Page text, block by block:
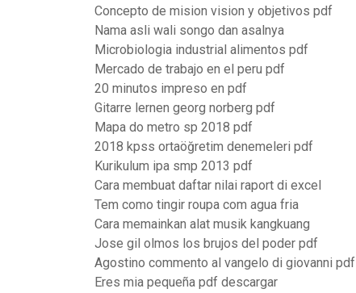
Concepto de mision vision y objetivos pdf
Nama asli wali songo dan asalnya
Microbiologia industrial alimentos pdf
Mercado de trabajo en el peru pdf
20 minutos impreso en pdf
Gitarre lernen georg norberg pdf
Mapa do metro sp 2018 pdf
2018 kpss ortaöğretim denemeleri pdf
Kurikulum ipa smp 2013 pdf
Cara membuat daftar nilai raport di excel
Tem como tingir roupa com agua fria
Cara memainkan alat musik kangkuang
Jose gil olmos los brujos del poder pdf
Agostino commento al vangelo di giovanni pdf
Eres mia pequeña pdf descargar